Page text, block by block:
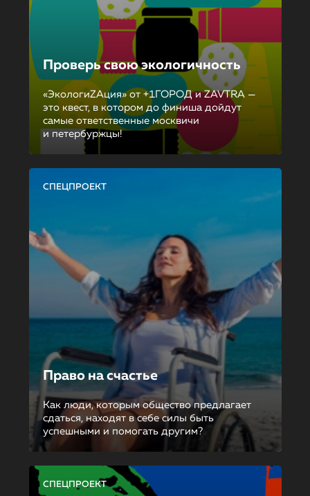
Проверь свою экологичность
«ЭкологиZAция» от +1ГОРОД и ZAVTRA —
это квест, в котором до финиша дойдут
самые ответственные москвичи
и петербуржцы!
СПЕЦПРОЕКТ
Право на счастье
Как люди, которым общество предлагает
сдаться, находят в себе силы быть
успешными и помогать другим?
СПЕЦПРОЕКТ